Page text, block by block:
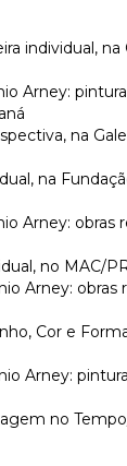
individual, na
Arney:
na
na
Arney: obras
no MAC/
Arney: obras
Cor e
Arney:
no